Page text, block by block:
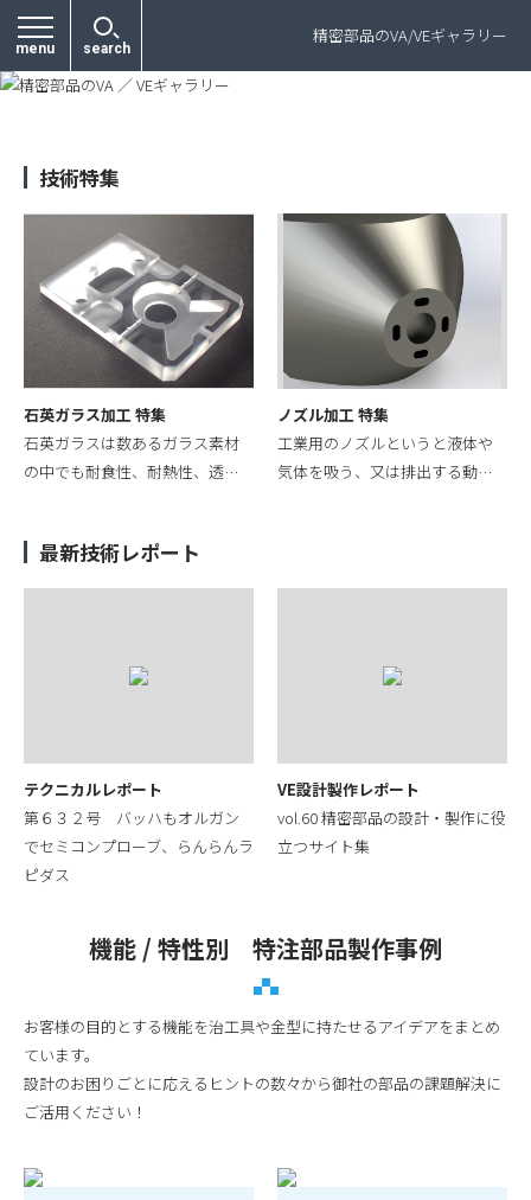
menu search
精密部品のVA/VEギャラリー
技術特集
石英ガラス加工 特集
石英ガラスは数あるガラス素材
の中でも耐食性、耐熱性、透…
ノズル加工 特集
工業用のノズルというと液体や
気体を吸う、又は排出する動…
最新技術レポート
テクニカルレポート
第６３２号 バッハもオルガン
でセミコンプローブ、らんらんラ
ピダス
VE設計製作レポート
vol.60 精密部品の設計・製作に役
立つサイト集
機能 / 特性別 特注部品製作事例
お客様の目的とする機能を治工具や金型に持たせるアイデアをまとめ
ています。
設計のお困りごとに応えるヒントの数々から御社の部品の課題解決に
ご活用ください！